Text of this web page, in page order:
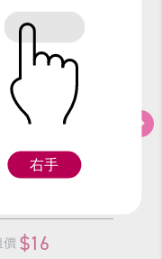
：9610-2
球/顆
價 $16
右手